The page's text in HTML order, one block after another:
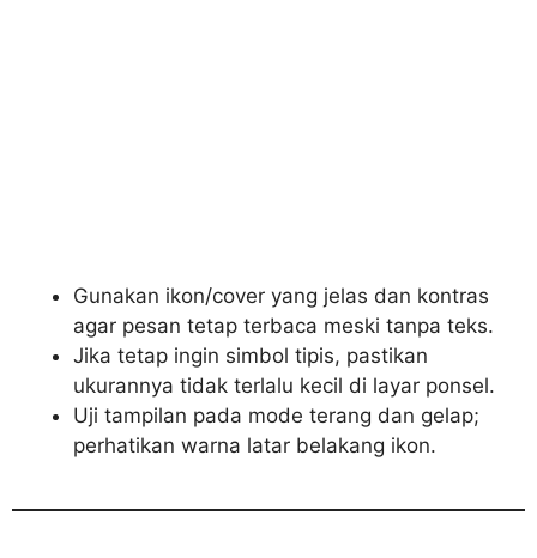
Gunakan ikon/cover yang jelas dan kontras
agar pesan tetap terbaca meski tanpa teks.
Jika tetap ingin simbol tipis, pastikan
ukurannya tidak terlalu kecil di layar ponsel.
Uji tampilan pada mode terang dan gelap;
perhatikan warna latar belakang ikon.